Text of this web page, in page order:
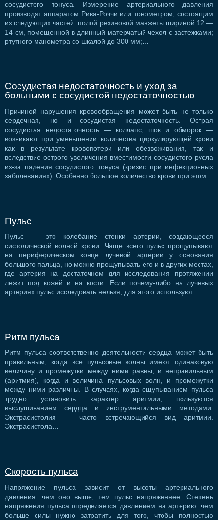
сосудистого тонуса. Измерение артериального давления
производят аппаратом Рива-Роччи или тонометром, состоящим
из следующих частей: полой резиновой манжеты шириной 12 —
14 см, помещенной в длинный матерчатый чехол с застежками;
ртутного манометра со шкалой до 300 мм;…
Сосудистая недостаточность и уход за
больными с сосудистой недостаточностью
Причиной нарушения кровообращения может быть не только
сердечная, но и сосудистая недостаточность. Острая
сосудистая недостаточность — коллапс, шок и обморок —
возникают при уменьшении количества циркулирующей крови
как в результате кровопотери или обезвоживания, так и
вследствие острого увеличения вместимости сосудистого русла
из-за падения сосудистого тонуса (кризис при инфекционных
заболеваниях). Особенно большое количество крови при этом…
Пульс
Пульс — это колебание стенки артерии, создающееся
систолической волной крови. Чаще всего пульс прощупывают
на периферическом конце лучевой артерии у основания
большого пальца, но можно прощупывать его и в других местах,
где артерия на достаточном для исследования протяжении
лежит под кожей и на кости. Если почему-либо на лучевых
артериях пульс исследовать нельзя, для этого используют…
Ритм пульса
Ритм пульса соответственно деятельности сердца может быть
правильным, когда все пульсовые волны имеют одинаковую
величину и промежутки между ними равны, и неправильным
(аритмия), когда и величина пульсовых волн, и промежутки
между ними различны. В случаях, когда ощупыванием пульса
трудно установить характер аритмии, пользуются
выслушиванием сердца и инструментальными методами.
Экстрасистолия — часто встречающийся вид аритмии.
Экстрасистола…
Скорость пульса
Напряжение пульса зависит от высоты артериального
давления: чем оно выше, тем пульс напряженнее. Степень
напряжения пульса определяется давлением на артерию: чем
больше силы нужно затратить для того, чтобы полностью